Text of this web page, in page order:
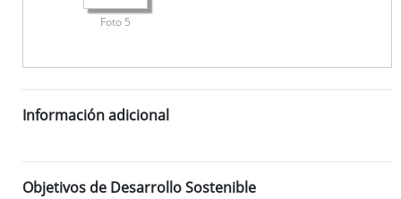
Foto 5
Información adicional
Objetivos de Desarrollo Sostenible